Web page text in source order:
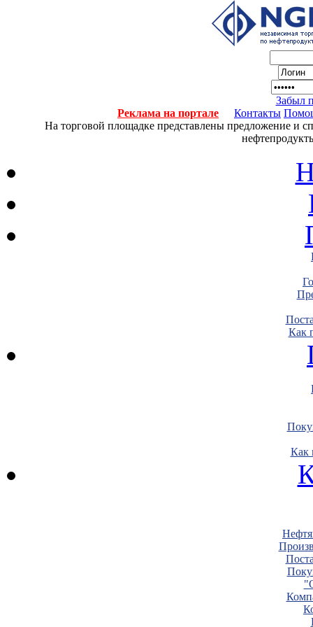
Забыл
Реклама на портале
Контакты
На торговой площадке представлены предложение и
Как
Как